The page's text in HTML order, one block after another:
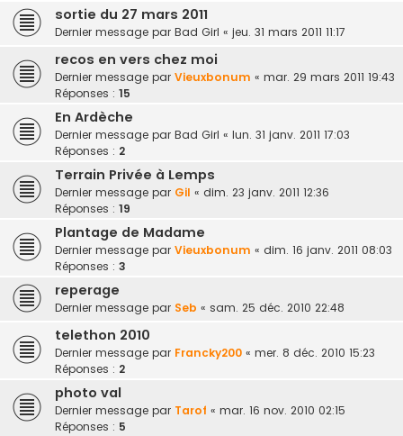
sortie du 27 mars 2011
Dernier message par Bad Girl « jeu. 31 mars 2011 11:17
recos en vers chez moi
Dernier message par Vieuxbonum « mar. 29 mars 2011 19:43
Réponses : 15
En Ardèche
Dernier message par Bad Girl « lun. 31 janv. 2011 17:03
Réponses : 2
Terrain Privée à Lemps
Dernier message par Gil « dim. 23 janv. 2011 12:36
Réponses : 19
Plantage de Madame
Dernier message par Vieuxbonum « dim. 16 janv. 2011 08:03
Réponses : 3
reperage
Dernier message par Seb « sam. 25 déc. 2010 22:48
telethon 2010
Dernier message par Francky200 « mer. 8 déc. 2010 15:23
Réponses : 2
photo val
Dernier message par Tarof « mar. 16 nov. 2010 02:15
Réponses : 5